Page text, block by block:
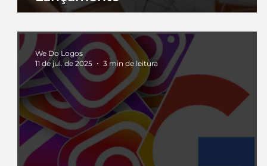
We Do Logos
11 de jul. de 2025
3 min de leitura